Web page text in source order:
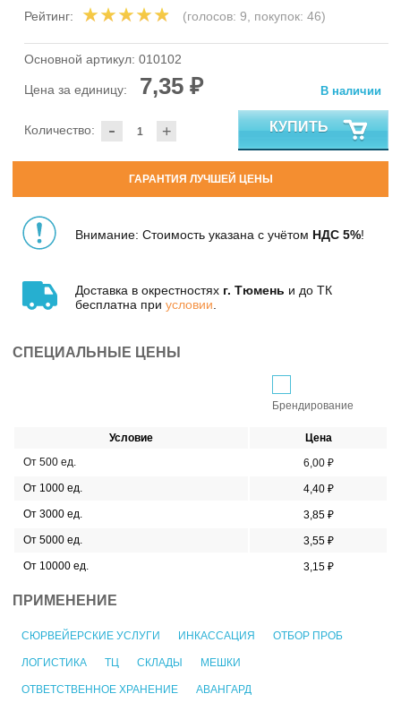
Рейтинг: (голосов: 9, покупок: 46)
Основной артикул: 010102
Цена за единицу: 7,35 ₽
- +
Количество:
В наличии
КУПИТЬ
ГАРАНТИЯ ЛУЧШЕЙ ЦЕНЫ
Внимание: Стоимость указана с учётом НДС 5%!
Доставка в окрестностях г. Тюмень и до ТК
бесплатна при условии
СПЕЦИАЛЬНЫЕ ЦЕНЫ
Брендирование
Условие
Цена
От 500 ед.
6,00 ₽
От 1000 ед.
4,40 ₽
От 3000 ед.
3,85 ₽
От 5000 ед.
3,55 ₽
От 10000 ед.
3,15 ₽
ПРИМЕНЕНИЕ
СЮРВЕЙЕРСКИЕ УСЛУГИ ИНКАССАЦИЯ ОТБОР ПРОБ
ЛОГИСТИКА ТЦ СКЛАДЫ МЕШКИ
ОТВЕТСТВЕННОЕ ХРАНЕНИЕ АВАНГАРД